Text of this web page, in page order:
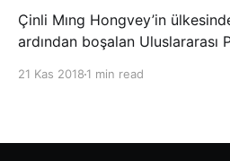
Çinli Mıng Hongvey’in
ardından boşalan Uluslararası
21 Kas 2018 1 min read